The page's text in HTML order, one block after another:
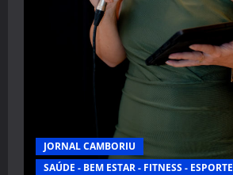
JORNAL CAMBORIU
SAÚDE - BEM ESTAR - FITNESS - ESPORTE